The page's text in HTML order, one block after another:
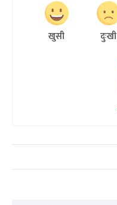
खुसी दुःखी